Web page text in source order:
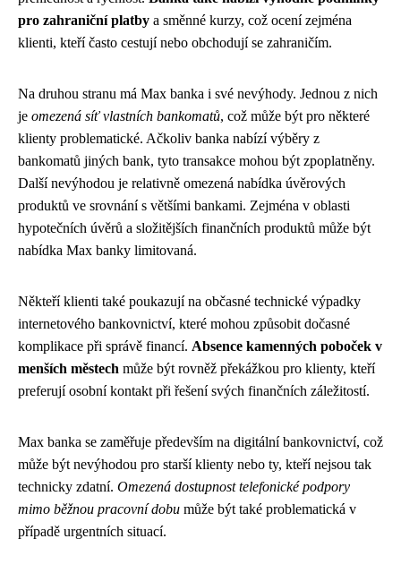
pro zahraniční platby a směnné kurzy, což ocení zejména
klienti, kteří často cestují nebo obchodují se zahraničím.
Na druhou stranu má Max banka i své nevýhody. Jednou z nich
je omezená síť vlastních bankomatů, což může být pro některé
klienty problematické. Ačkoliv banka nabízí výběry z
bankomatů jiných bank, tyto transakce mohou být zpoplatněny.
Další nevýhodou je relativně omezená nabídka úvěrových
produktů ve srovnání s většími bankami. Zejména v oblasti
hypotečních úvěrů a složitějších finančních produktů může být
nabídka Max banky limitovaná.
Někteří klienti také poukazují na občasné technické výpadky
internetového bankovnictví, které mohou způsobit dočasné
komplikace při správě financí. Absence kamenných poboček v
menších městech může být rovněž překážkou pro klienty, kteří
preferují osobní kontakt při řešení svých finančních záležitostí.
Max banka se zaměřuje především na digitální bankovnictví, což
může být nevýhodou pro starší klienty nebo ty, kteří nejsou tak
technicky zdatní. Omezená dostupnost telefonické podpory
mimo běžnou pracovní dobu může být také problematická v
případě urgentních situací.